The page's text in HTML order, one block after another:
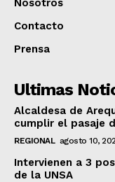
Nosotros
Contacto
Prensa
Ultimas
Alcaldesa de
cumplir el pasaje
REGIONAL agosto 10,
Intervienen a 3
de la UNSA